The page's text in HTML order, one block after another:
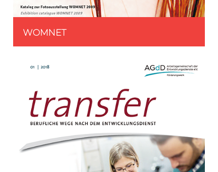
WOMNET